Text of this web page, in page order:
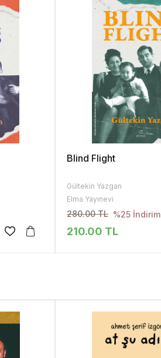
Blind Flight
Gültekin Yazgan
Elma Yayınevi
280.00 TL %25 İndirim
210.00 TL